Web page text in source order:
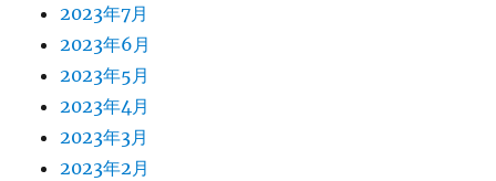
2023年7月
2023年6月
2023年5月
2023年4月
2023年3月
2023年2月